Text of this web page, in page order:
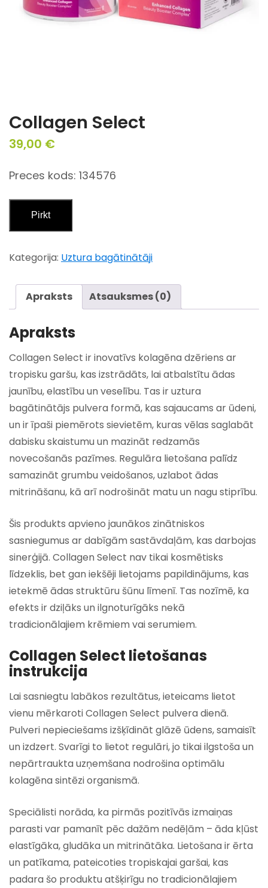
Collagen Select
39,00 €
Preces kods: 134576
Pirkt
Kategorija: Uztura bagātinātāji
Apraksts Atsauksmes (0)
Apraksts
Collagen Select ir inovatīvs kolagēna dzēriens ar
tropisku garšu, kas izstrādāts, lai atbalstītu ādas
jaunību, elastību un veselību. Tas ir uztura
bagātinātājs pulvera formā, kas sajaucams ar ūdeni,
un ir īpaši piemērots sievietēm, kuras vēlas saglabāt
dabisku skaistumu un mazināt redzamās
novecošanās pazīmes. Regulāra lietošana palīdz
samazināt grumbu veidošanos, uzlabot ādas
mitrināšanu, kā arī nodrošināt matu un nagu stiprību.
Šis produkts apvieno jaunākos zinātniskos
sasniegumus ar dabīgām sastāvdaļām, kas darbojas
sinerģijā. Collagen Select nav tikai kosmētisks
līdzeklis, bet gan iekšēji lietojams papildinājums, kas
ietekmē ādas struktūru šūnu līmenī. Tas nozīmē, ka
efekts ir dziļāks un ilgnoturīgāks nekā
tradicionālajiem krēmiem vai serumiem.
Collagen Select lietošanas
instrukcija
Lai sasniegtu labākos rezultātus, ieteicams lietot
vienu mērkaroti Collagen Select pulvera dienā.
Pulveri nepieciešams izšķīdināt glāzē ūdens, samaisīt
un izdzert. Svarīgi to lietot regulāri, jo tikai ilgstoša un
nepārtraukta uzņemšana nodrošina optimālu
kolagēna sintēzi organismā.
Speciālisti norāda, ka pirmās pozitīvās izmaiņas
parasti var pamanīt pēc dažām nedēļām – āda kļūst
elastīgāka, gludāka un mitrinātāka. Lietošana ir ērta
un patīkama, pateicoties tropiskajai garšai, kas
padara šo produktu atšķirīgu no tradicionālajiem